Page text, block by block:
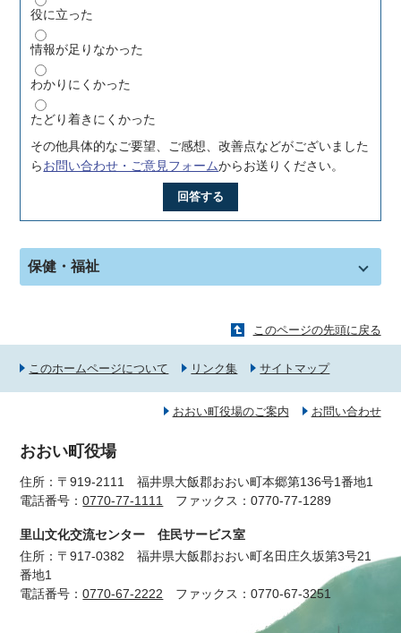
役に立った
情報が足りなかった
わかりにくかった
たどり着きにくかった
その他具体的なご要望、ご感想、改善点などがございました
らお問い合わせ・ご意見フォームからお送りください。
回答する
保健・福祉
このページの先頭に戻る
このホームページについて リンク集 サイトマップ
おおい町役場のご案内 お問い合わせ
おおい町役場
住所：〒919-2111 福井県大飯郡おおい町本郷第136号1番地1
電話番号：0770-77-1111 ファックス：0770-77-1289
里山文化交流センター 住民サービス室
住所：〒917-0382 福井県大飯郡おおい町名田庄久坂第3号21
番地1
電話番号：0770-67-2222 ファックス：0770-67-3251